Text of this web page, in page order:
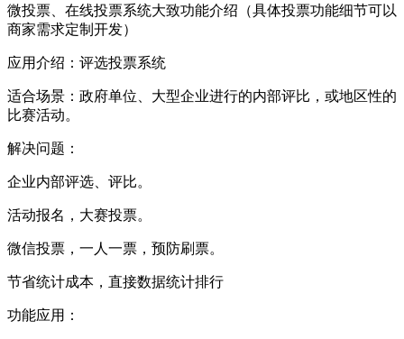
微投票、在线投票系统大致功能介绍（具体投票功能细节可以
商家需求定制开发）
应用介绍：评选投票系统
适合场景：政府单位、大型企业进行的内部评比，或地区性的
比赛活动。
解决问题：
企业内部评选、评比。
活动报名，大赛投票。
微信投票，一人一票，预防刷票。
节省统计成本，直接数据统计排行
功能应用：